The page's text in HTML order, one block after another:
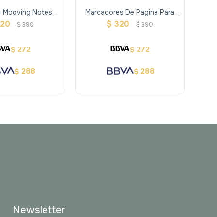
Mooving Notes
- Amarillo Y
$390
$ 272
$ 288
Marcadores De Pagina Para
Cuaderno Inteligente
$ 320 $390
$ 272
$ 288
Newsletter